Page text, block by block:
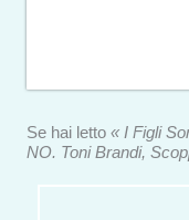
Se hai letto « I Figli
NO. Toni Brandi,